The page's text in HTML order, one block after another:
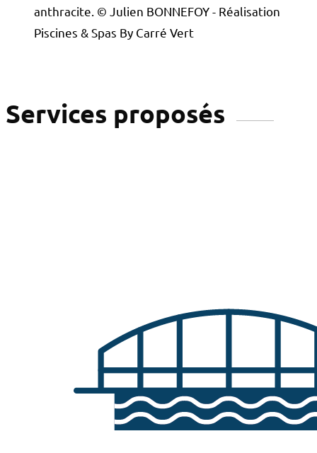
anthracite. © Julien BONNEFOY - Réalisation
Piscines & Spas By Carré Vert
Services proposés